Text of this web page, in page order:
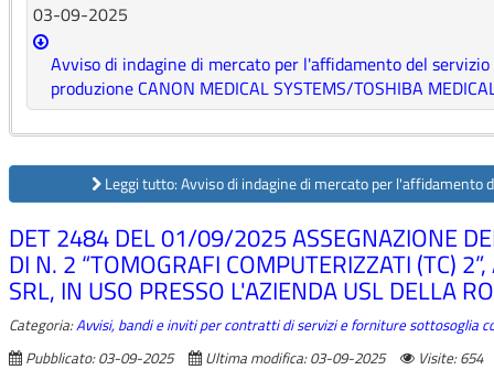
03-09-2025
Avviso di indagine di mercato per l'affidamento del
produzione CANON MEDICAL SYSTEMS/TOSHIBA
Leggi tutto: Avviso di indagine di mercato per l'affidamento
DET 2484 DEL 01/09/2025 ASSEGNAZIONE
DI N. 2 “TOMOGRAFI COMPUTERIZZATI (TC)
SRL, IN USO PRESSO L'AZIENDA USL DELLA
Categoria:Avvisi, bandi e inviti per contratti di servizi e forniture sottosoglia
Pubblicato: 03-09-2025
Ultima modifica: 03-09-2025 Visite: 654